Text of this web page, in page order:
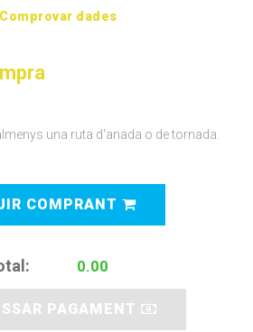
Comprovar dades
una ruta d'anada o de tornada.
COMPRANT
PAGAMENT